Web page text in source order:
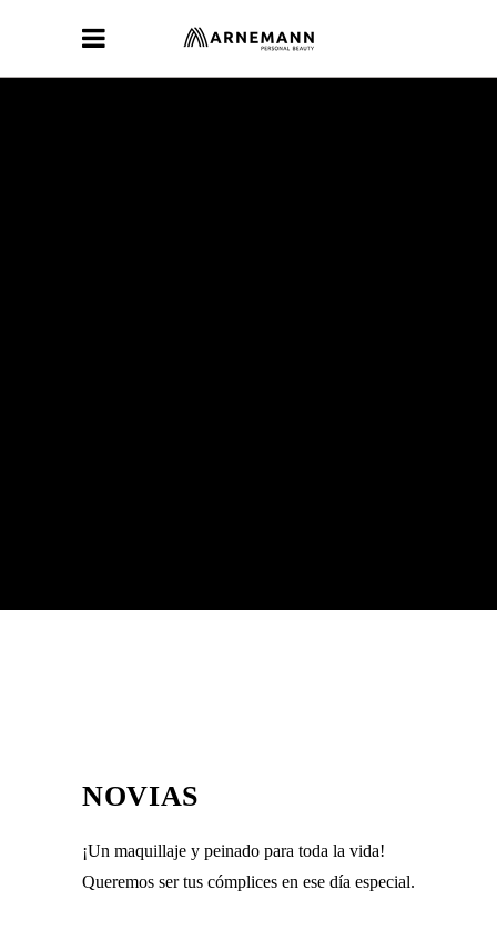
NOVIAS
¡Un maquillaje y peinado para toda la vida!
Queremos ser tus cómplices en ese día especial.